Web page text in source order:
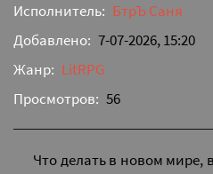
Исполнитель: БтрЪ Саня
Добавлено: 7-07-2026, 15:20
Жанр: LitRPG
Просмотров: 56
Что делать в новом мире,